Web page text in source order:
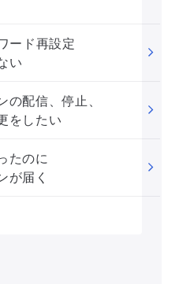
ード再設定
い
の配信、停止、
をしたい
たのに
が届く